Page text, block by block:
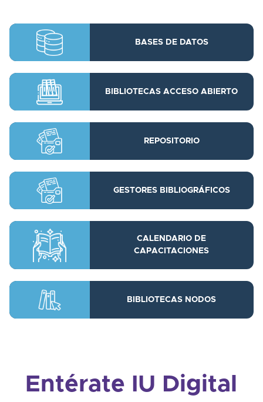
BASES DE DATOS
BIBLIOTECAS ACCESO ABIERTO
REPOSITORIO
GESTORES BIBLIOGRÁFICOS
CALENDARIO DE
CAPACITACIONES
BIBLIOTECAS NODOS
Entérate IU Digital